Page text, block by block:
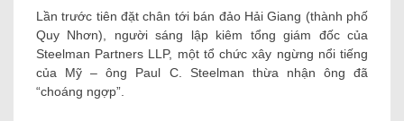
Lần trước tiên đặt chân tới bán đảo Hải Giang (thành phố
Quy Nhơn), người sáng lập kiêm tổng giám đốc của
Steelman Partners LLP, một tổ chức xây ngừng nổi tiếng
của Mỹ – ông Paul C. Steelman thừa nhận ông đã
“choáng ngợp”.